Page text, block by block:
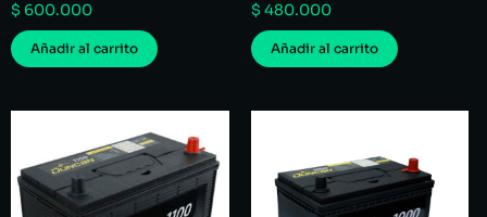
$ 600.000
Añadir al carrito
$ 480.000
Añadir al carrito